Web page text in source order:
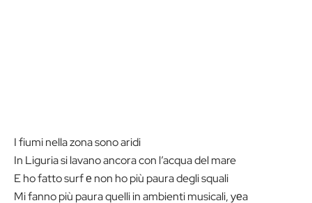
I fiumi nella zona sono aridi
In Liguria si lavano ancora con l’acqua del mare
E ho fatto surf е non ho più paura degli squali
Mi fanno più paura quelli in ambienti musicali, yеa